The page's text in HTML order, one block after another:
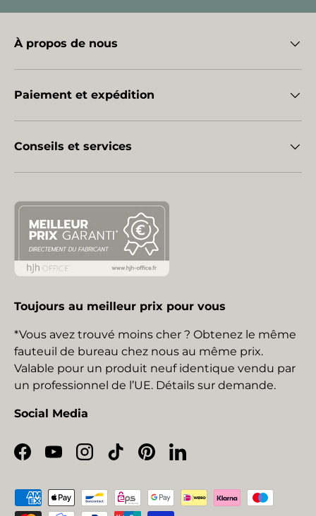
À propos de nous
Paiement et expédition
Conseils et services
Toujours au meilleur prix pour vous
*Vous avez trouvé moins cher ? Obtenez le même
fauteuil de bureau chez nous au même prix.
Valable pour un produit neuf identique vendu par
un professionnel de l’UE. Détails sur demande.
Social Media
Facebook
YouTubeInstagram
TikTokPinterestLinkedIn
Moyens de paiement acceptés